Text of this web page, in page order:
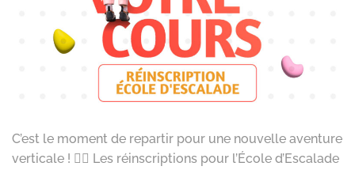
C’est le moment de repartir pour une nouvelle aventure
verticale ! 🧗‍♂️ Les réinscriptions pour l’École d’Escalade